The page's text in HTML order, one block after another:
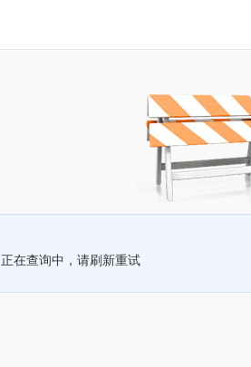
正在查询中，请刷新重试